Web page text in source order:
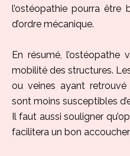
l’ostéopathie pourra être
d’ordre mécanique.
En résumé, l’ostéopathe
mobilité des structures.
ou veines ayant
sont moins susceptibles
Il faut aussi souligner
facilitera un bon